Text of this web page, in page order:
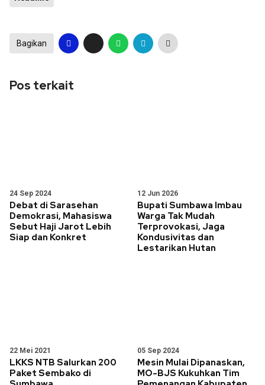
Bagikan
Pos terkait
24 Sep 2024
Debat di Sarasehan
Demokrasi, Mahasiswa
Sebut Haji Jarot Lebih
Siap dan Konkret
12 Jun 2026
Bupati Sumbawa Imbau
Warga Tak Mudah
Terprovokasi, Jaga
Kondusivitas dan
Lestarikan Hutan
22 Mei 2021
LKKS NTB Salurkan 200
Paket Sembako di
05 Sep 2024
Mesin Mulai Dipanaskan,
MO-BJS Kukuhkan Tim